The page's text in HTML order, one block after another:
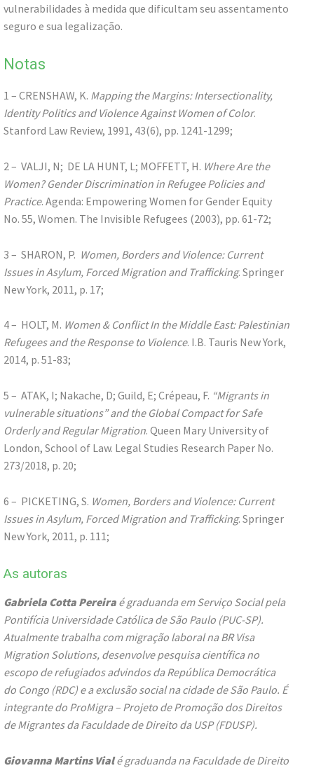
vulnerabilidades à medida que dificultam seu assentamento
seguro e sua legalização.
Notas
1 – CRENSHAW, K. Mapping the Margins: Intersectionality,
Identity Politics and Violence Against Women of Color.
Stanford Law Review, 1991, 43(6), pp. 1241-1299;
2 – VALJI, N; DE LA HUNT, L; MOFFETT, H. Where Are the
Women? Gender Discrimination in Refugee Policies and
Practice. Agenda: Empowering Women for Gender Equity
No. 55, Women. The Invisible Refugees (2003), pp. 61-72;
3 – SHARON, P. Women, Borders and Violence: Current
Issues in Asylum, Forced Migration and Trafficking. Springer
New York, 2011, p. 17;
4 – HOLT, M. Women & Conflict In the Middle East: Palestinian
Refugees and the Response to Violence. I.B. Tauris New York,
2014, p. 51-83;
5 – ATAK, I; Nakache, D; Guild, E; Crépeau, F. “Migrants in
vulnerable situations” and the Global Compact for Safe
Orderly and Regular Migration. Queen Mary University of
London, School of Law. Legal Studies Research Paper No.
273/2018, p. 20;
6 – PICKETING, S. Women, Borders and Violence: Current
Issues in Asylum, Forced Migration and Trafficking. Springer
New York, 2011, p. 111;
As autoras
Gabriela Cotta Pereira é graduanda em Serviço Social pela
Pontifícia Universidade Católica de São Paulo (PUC-SP).
Atualmente trabalha com migração laboral na BR Visa
Migration Solutions, desenvolve pesquisa científica no
escopo de refugiados advindos da República Democrática
do Congo (RDC) e a exclusão social na cidade de São Paulo. É
integrante do ProMigra – Projeto de Promoção dos Direitos
de Migrantes da Faculdade de Direito da USP (FDUSP).
Giovanna Martins Vialé graduanda na Faculdade de Direito